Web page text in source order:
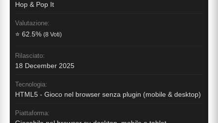
Hop & Pop It
Valutazione:
⭐ 62.5% (8 Voti)
Rilasciato:
18 December 2025
Tecnologia:
HTML5 - Gioco nel browser senza plugin (mobile & desktop)
Piattaforma: